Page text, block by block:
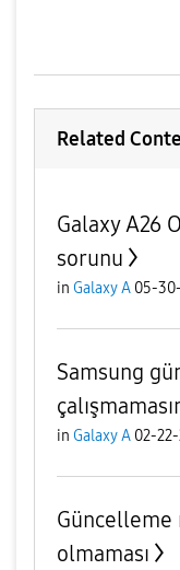
Related
Galaxy A26
sorunu
in Galaxy A 05-
Samsung
in Galaxy A 02-
Güncelleme
olmaması